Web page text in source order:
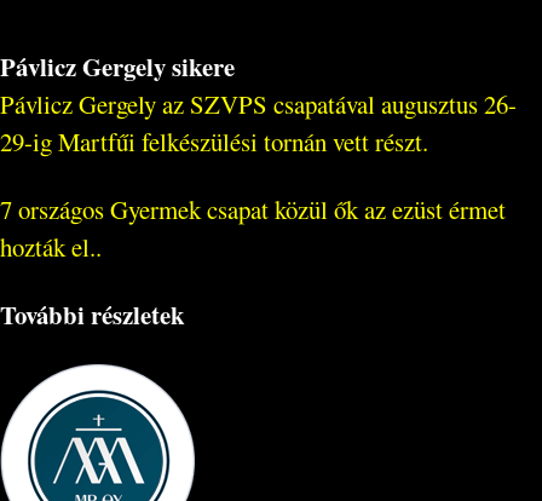
Pávlicz Gergely sikere
Pávlicz Gergely az SZVPS csapatával augusztus 26-
29-ig Martfűi felkészülési tornán vett részt.
7 országos Gyermek csapat közül ők az ezüst érmet
hozták el..
További részletek